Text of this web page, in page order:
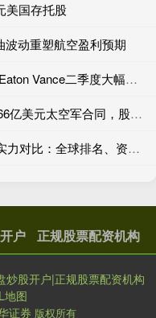
美国存托股
动重塑航空盈利预期
哪里有线上配资线上 医疗健康基金Eaton Vance二季度大幅减持Zoetis，持仓占比下降45.48%
买股票可以杠杆吗 Rocket Lab获2.66亿美元太空军合同，股价上涨3.4%
a股怎么开杠杆 2026年城商行综合实力对比：全球排名、资产规模、资产质量
户 正规股票配资机构
炒股开户|正规股票配资机构
地图
证券 版权所有